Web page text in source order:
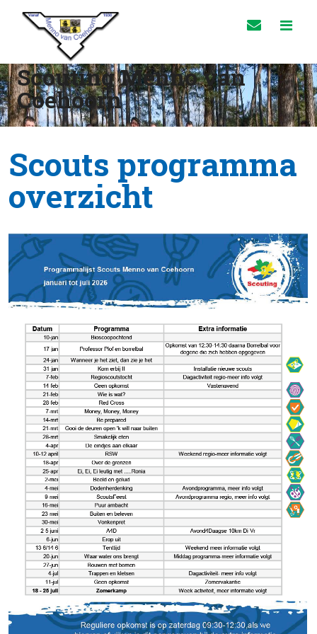
Scouting Menno van
Coehoorn
Scouts programma
overzicht